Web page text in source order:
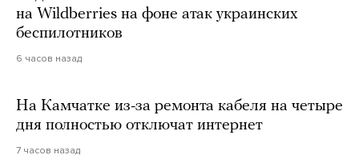
на Wildberries на фоне атак украинских
беспилотников
6 часов назад
На Камчатке из-за ремонта кабеля на четыре
дня полностью отключат интернет
7 часов назад